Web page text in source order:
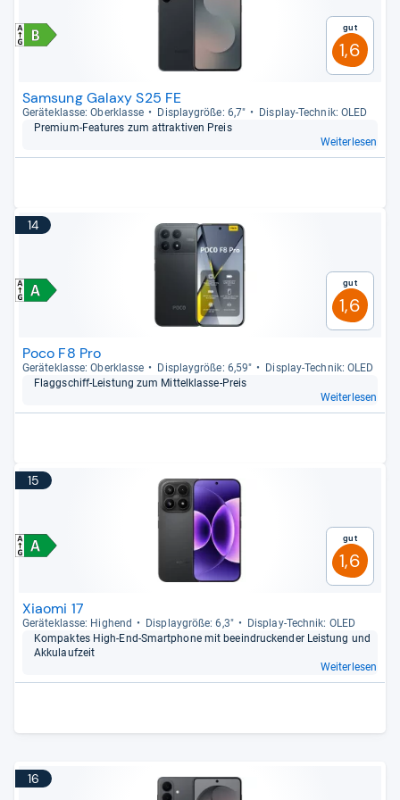
Gut
1,6
Samsung Galaxy S25 FE
Gerä­te­klasse: Ober­klasse Dis­play­größe: 6,7"
Dis­play-​Tech­nik: OLED
Pre­mium-​Fea­tu­res zum attrak­ti­ven Preis
Weiterlesen
14
Gut
1,6
Poco F8 Pro
Gerä­te­klasse: Ober­klasse Dis­play­größe: 6,59"
Dis­play-​Tech­nik: OLED
Flagg­schiff-​Leis­tung zum Mit­tel­klasse-​Preis
Weiterlesen
15
Gut
1,6
Xiaomi 17
Gerä­te­klasse: Hig­hend Dis­play­größe: 6,3"
Dis­play-​Tech­nik: OLED
Kom­pak­tes High-​End-​Smart­phone mit beein­dru­cken­der Leis­tung und
Akku­lauf­zeit
Weiterlesen
16